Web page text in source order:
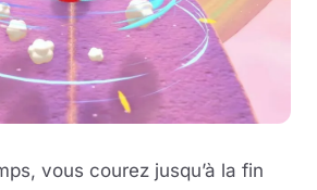
vous courez jusqu’à la fin